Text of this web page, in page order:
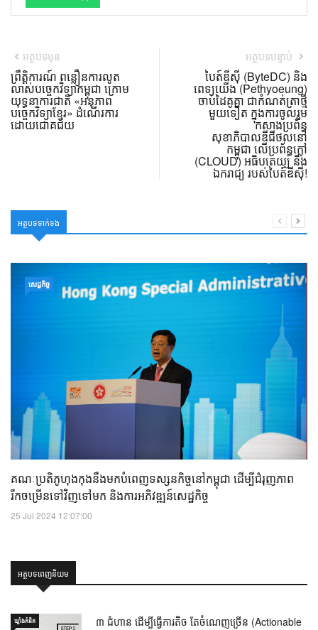
អត្ថបទមុន
ព្រឹត្តិការណ៍ ពន្លឿនការលូត
លាស់បច្ចេកវិទ្យាកម្ពុជា ក្រោម
យុទ្ធនាការជាតិ «អនុភាព
បច្ចេកវិទ្យាខ្មែរ» ដំណើរការ
ដោយជោគជ័យ
អត្ថបទបន្ទាប់
បៃត៍ឌីស៊ី (ByteDC) និង
ពេទ្យយើង (Pethyoeung)
ចាប់ដៃគូគ្នា ជាកំណត់ត្រាថ្មី
មួយទៀត ក្នុងការចូលរួម
កសាងប្រព័ន្ធ
សុខាភិបាលឌីជីថល​នៅ
កម្ពុជា លើប្រព័ន្ធក្លៅ
(CLOUD) អធិបតេយ្យ និង
ឯករាជ្យ របស់បៃត៍ឌីស៊ី!
អត្ថបទទាក់ទង
សេដ្ឋកិច្ច
គណៈប្រតិភូហុងកុងនឹងមកបំពេញទស្សនកិច្ចនៅកម្ពុជា ដើម្បីជំរុញភាព
រីកចម្រើនទៅវិញទៅមក និងការអភិវឌ្ឍន៍សេដ្ឋកិច្ច
25 Jul 2024 12:07:00
អត្ថបទពេញនិយម
ឃ្លាំង​គំនិត
៣ ជំហាន ដើម្បីធ្វើការតិច តែចំណេញច្រើន (Actionable